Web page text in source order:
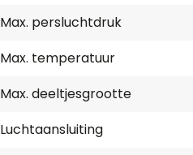
Max. persluchtdruk
Max. temperatuur
Max. deeltjesgrootte
Luchtaansluiting